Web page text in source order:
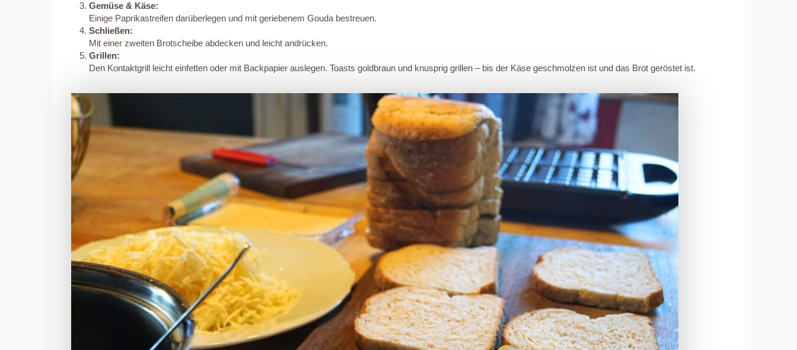
Gemüse & Käse:
Einige Paprikastreifen darüberlegen und mit geriebenem Gouda bestreuen.
Schließen:
Mit einer zweiten Brotscheibe abdecken und leicht andrücken.
Grillen:
Den Kontaktgrill leicht einfetten oder mit Backpapier auslegen. Toasts goldbraun und knusprig grillen – bis der Käse geschmolzen ist und das Brot geröstet ist.